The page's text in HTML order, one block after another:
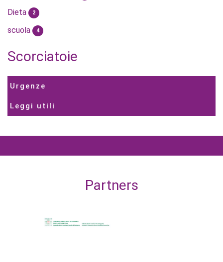
Dieta 2
scuola 4
Scorciatoie
Urgenze
Leggi utili
Partners